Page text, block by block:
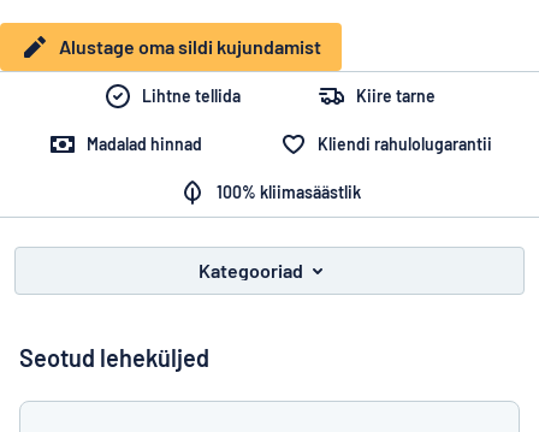
Te ei leia, mida otsite? Alustage oma sildi kujundamist
sõidukid
Nimesildid
Klienditeenindus
Äriklient
Alustage oma sildi kujundamist
Lihtne tellida Kiire tarne
Madalad hinnad Kliendi rahulolugarantii
100% kliimasäästlik
Kategooriad
Seotud leheküljed